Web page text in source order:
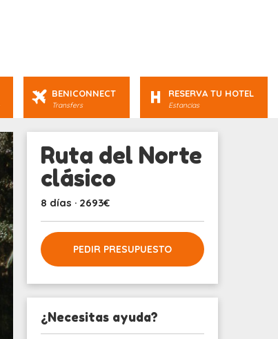
BENICONNECT
Transfers
RESERVA TU HOTEL
Estancias
Ruta del Norte
clásico
8 días · 2693€
PEDIR PRESUPUESTO
¿Necesitas ayuda?